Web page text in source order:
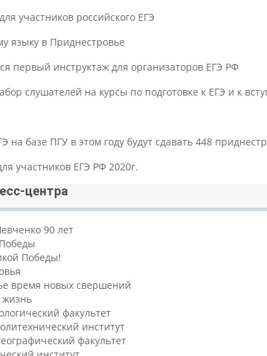
участников российского ЕГЭ
языку в Приднестровье
первый инструктаж для организаторов ЕГЭ РФ
слушателей на курсы по подготовке к ЕГЭ и к
на базе ПГУ в этом году будут сдавать 448
участников ЕГЭ РФ 2020г.
центра
90 лет
Победы!
время новых свершений
жизнь
факультет
институт
факультет